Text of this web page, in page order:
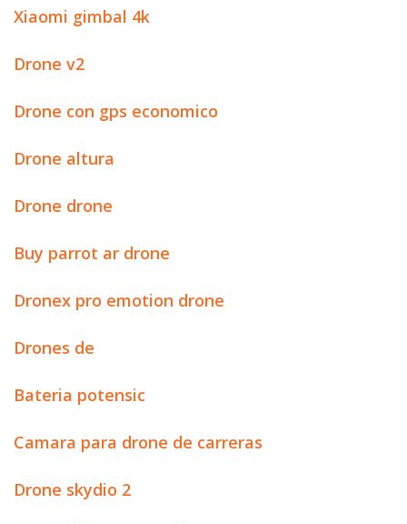
Xiaomi gimbal 4k
Drone v2
Drone con gps economico
Drone altura
Drone drone
Buy parrot ar drone
Dronex pro emotion drone
Drones de
Bateria potensic
Camara para drone de carreras
Drone skydio 2